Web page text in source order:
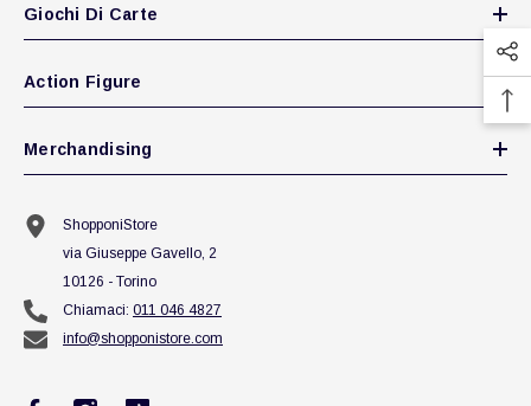
Giochi Di Carte
Action Figure
Merchandising
ShopponiStore
via Giuseppe Gavello, 2
10126 - Torino
Chiamaci: 011 046 4827
info@shopponistore.com